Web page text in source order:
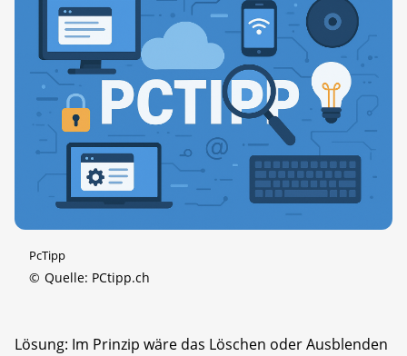
PcTipp
© Quelle: PCtipp.ch
Lösung: Im Prinzip wäre das Löschen oder Ausblenden